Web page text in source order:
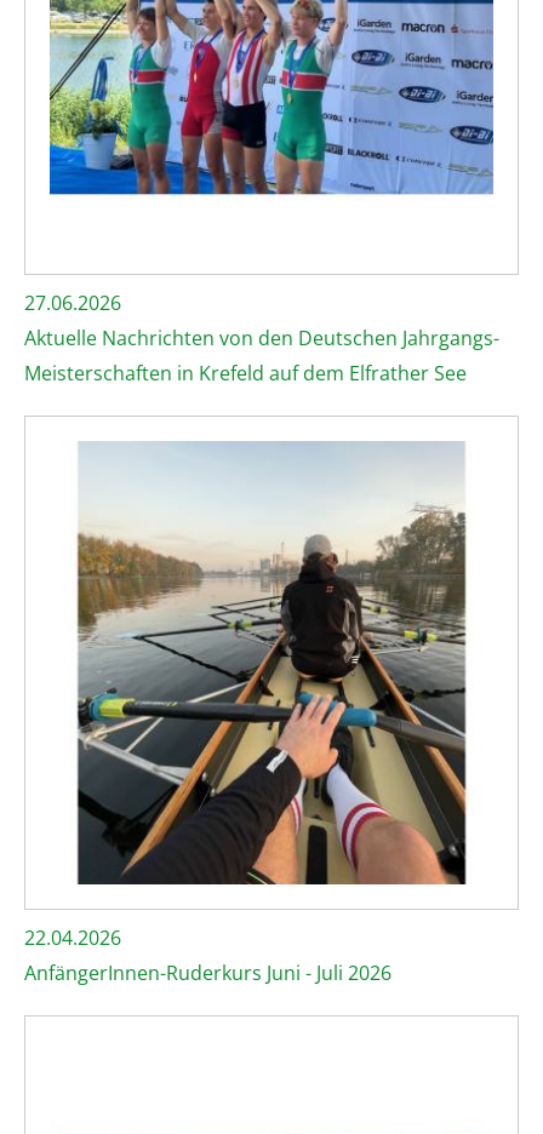
27.06.2026
Aktuelle Nachrichten von den Deutschen Jahrgangs-
Meisterschaften in Krefeld auf dem Elfrather See
22.04.2026
AnfängerInnen-Ruderkurs Juni - Juli 2026